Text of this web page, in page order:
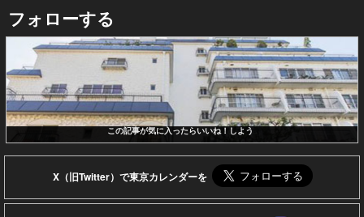
フォローする
この記事が気に入ったらいいね！しよう
X（旧Twitter）で東京カレンダーを